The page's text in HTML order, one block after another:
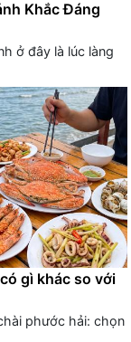
Khắc Đáng
ở đây là lúc làng
gì khác so với
phước hải: chọn